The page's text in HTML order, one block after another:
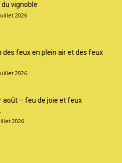
du vignoble
2026
des feux en plein air et des feux
2026
août – feu de joie et feux
2026